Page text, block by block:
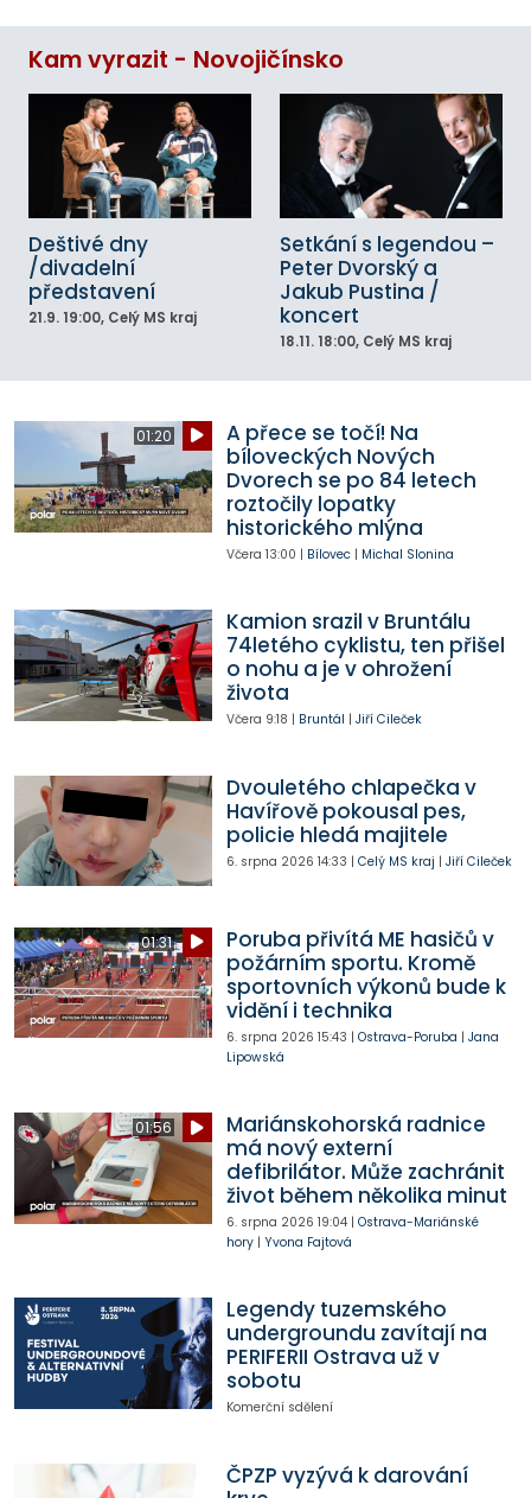
Kam vyrazit - Novojičínsko
Deštivé dny
/divadelní
představení
21.9. 19:00, Celý MS kraj
Setkání s legendou –
Peter Dvorský a
Jakub Pustina /
koncert
18.11. 18:00, Celý MS kraj
01:20
A přece se točí! Na
bíloveckých Nových
Dvorech se po 84 letech
roztočily lopatky
historického mlýna
Včera 13:00 | Bílovec| Michal Slonina
Kamion srazil v Bruntálu
74letého cyklistu, ten přišel
o nohu a je v ohrožení
života
Včera 9:18 | Bruntál | Jiří Cileček
Dvouletého chlapečka v
Havířově pokousal pes,
policie hledá majitele
6. srpna 2026 14:33 | Celý MS kraj | Jiří Cileček
01:31
Poruba přivítá ME hasičů v
požárním sportu. Kromě
sportovních výkonů bude k
vidění i technika
6. srpna 2026 15:43 | Ostrava-Poruba | Jana
Lipowská
01:56
Mariánskohorská radnice
má nový externí
defibrilátor. Může zachránit
život během několika minut
6. srpna 2026 19:04| Ostrava-Mariánské
hory| Yvona Fajtová
Legendy tuzemského
undergroundu zavítají na
PERIFERII Ostrava už v
sobotu
Komerční sdělení
ČPZP vyzývá k darování